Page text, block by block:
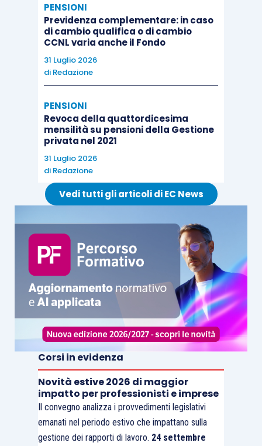
PENSIONI
Previdenza complementare: in caso
di cambio qualifica o di cambio
CCNL varia anche il Fondo
31 Luglio 2026
di Redazione
PENSIONI
Revoca della quattordicesima
mensilità su pensioni della Gestione
privata nel 2021
31 Luglio 2026
di Redazione
Vedi tutti gli articoli di EC News
Corsi in evidenza
Novità estive 2026 di maggior
impatto per professionisti e imprese
Il convegno analizza i provvedimenti legislativi
emanati nel periodo estivo che impattano sulla
gestione dei rapporti di lavoro. 24 settembre